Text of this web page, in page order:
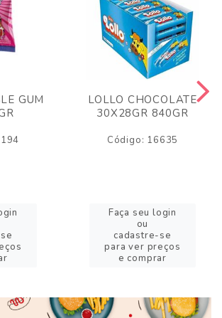
GUM
LOLLO CHOCOLATE
30X28GR 840GR
Código: 16635
Faça seu login
ou
cadastre-se
para ver preços
e comprar